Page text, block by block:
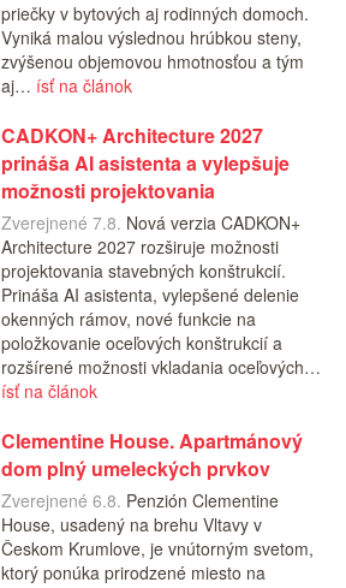
priečky v bytových aj rodinných domoch.
Vyniká malou výslednou hrúbkou steny,
zvýšenou objemovou hmotnosťou a tým
aj… ísť na článok
CADKON+ Architecture 2027
prináša AI asistenta a vylepšuje
možnosti projektovania
Zverejnené 7.8. Nová verzia CADKON+
Architecture 2027 rozširuje možnosti
projektovania stavebných konštrukcií.
Prináša AI asistenta, vylepšené delenie
okenných rámov, nové funkcie na
položkovanie oceľových konštrukcií a
rozšírené možnosti vkladania oceľových…
ísť na článok
Clementine House. Apartmánový
dom plný umeleckých prvkov
Zverejnené 6.8. Penzión Clementine
House, usadený na brehu Vltavy v
Českom Krumlove, je vnútorným svetom,
ktorý ponúka prirodzené miesto na